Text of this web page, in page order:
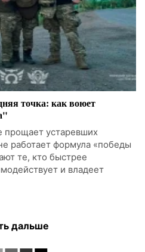
точка: как воюет
прощает устаревших
работает формула «победы
те, кто быстрее
и владеет
дальше